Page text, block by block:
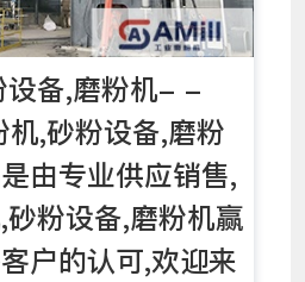
设备,磨粉机- -
,砂粉设备,磨粉
由专业供应销售,
粉设备,磨粉机赢
户的认可,欢迎来